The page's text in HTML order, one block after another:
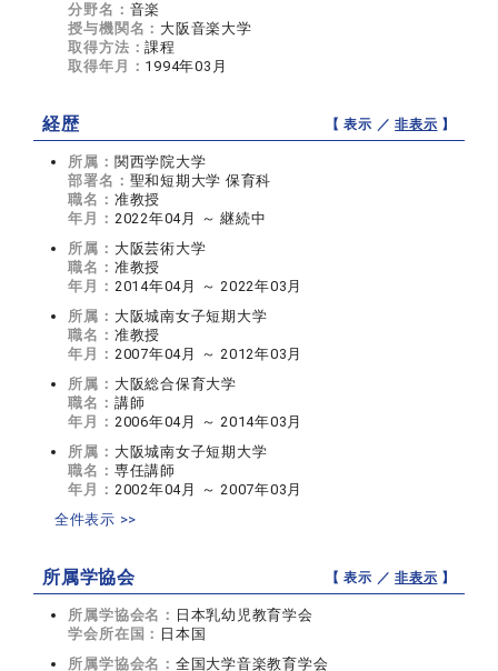
分野名： 音楽
授与機関名： 大阪音楽大学
取得方法：課程
取得年月： 1994年03月
経歴 【 表示 ／非表示 】
所属： 関西学院大学
部署名： 聖和短期大学 保育科
職名： 准教授
年月： 2022年04月 ～ 継続中
所属： 大阪芸術大学
職名： 准教授
年月： 2014年04月 ～ 2022年03月
所属： 大阪城南女子短期大学
職名： 准教授
年月： 2007年04月 ～ 2012年03月
所属： 大阪総合保育大学
職名： 講師
年月： 2006年04月 ～ 2014年03月
所属： 大阪城南女子短期大学
職名： 専任講師
年月： 2002年04月 ～ 2007年03月
全件表示 >>
所属学協会 【 表示 ／非表示 】
所属学協会名： 日本乳幼児教育学会
学会所在国： 日本国
所属学協会名： 全国大学音楽教育学会